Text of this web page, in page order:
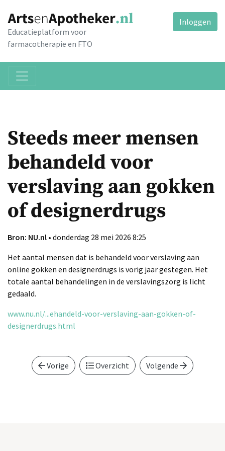
Educatieplatform voor
farmacotherapie en FTO
Inloggen
Steeds meer mensen
behandeld voor
verslaving aan gokken
of designerdrugs
Bron: NU.nl • donderdag 28 mei 2026 8:25
Het aantal mensen dat is behandeld voor verslaving aan
online gokken en designerdrugs is vorig jaar gestegen. Het
totale aantal behandelingen in de verslavingszorg is licht
gedaald.
www.nu.nl/...ehandeld-voor-verslaving-aan-gokken-of-
designerdrugs.html
Vorige Overzicht Volgende